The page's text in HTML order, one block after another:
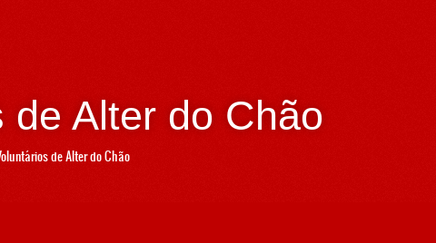
de Alter do Chão
de Alter do Chão